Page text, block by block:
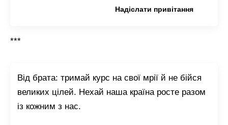
Надіслати привітання
***
Від брата: тримай курс на свої мрії й не бійся
великих цілей. Нехай наша країна росте разом
із кожним з нас.